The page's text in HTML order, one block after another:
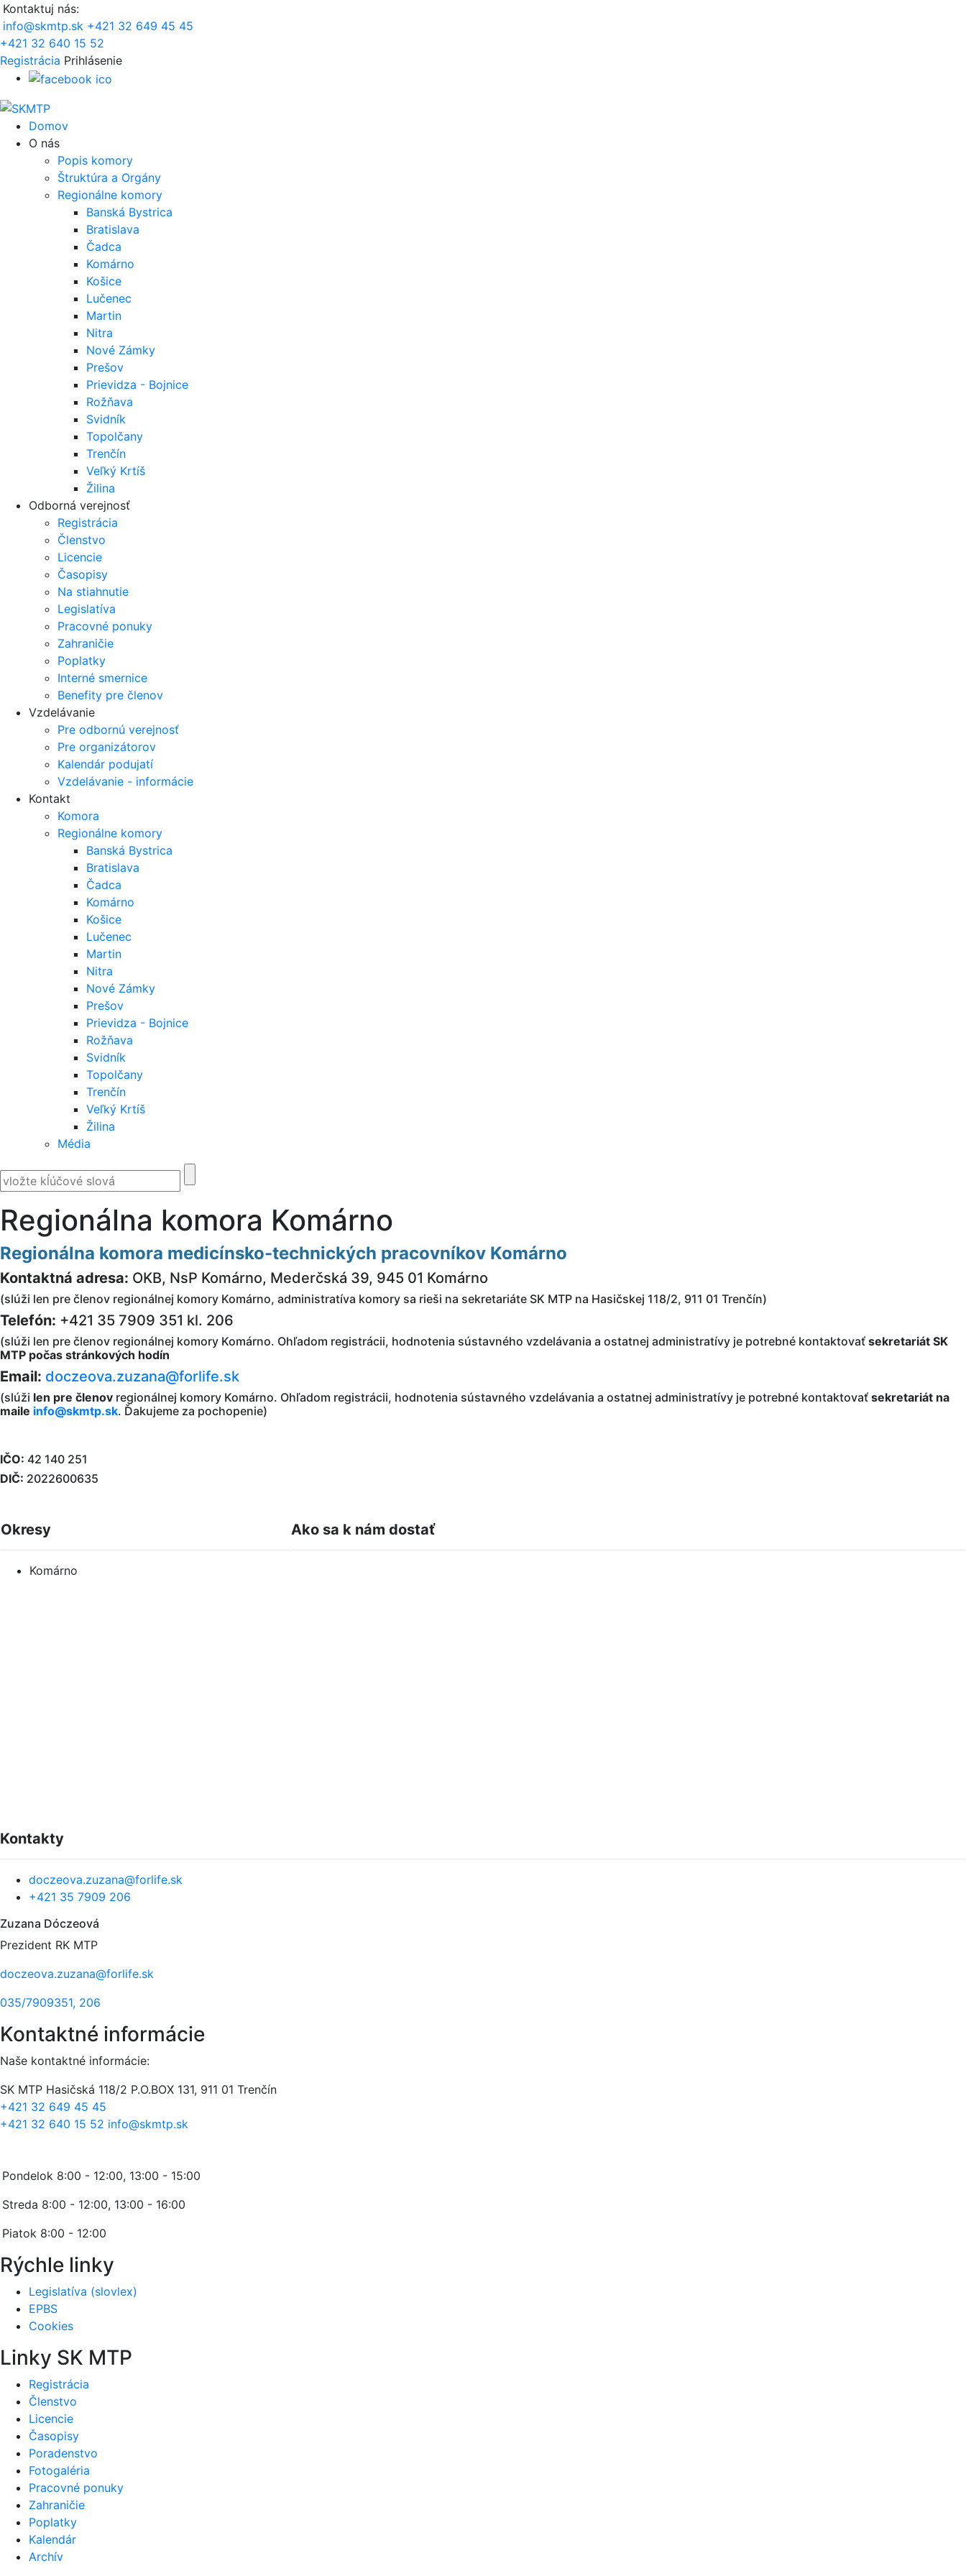
Kontaktuj nás:
info@skmtp.sk +421 32 649 45 45
+421 32 640 15 52
Registrácia Prihlásenie
Domov
O nás
Popis komory
Štruktúra a Orgány
Regionálne komory
Banská Bystrica
Bratislava
Čadca
Komárno
Košice
Lučenec
Martin
Nitra
Nové Zámky
Prešov
Prievidza - Bojnice
Rožňava
Svidník
Topolčany
Trenčín
Veľký Krtíš
Žilina
Odborná verejnosť
Registrácia
Členstvo
Licencie
Časopisy
Na stiahnutie
Legislatíva
Pracovné ponuky
Zahraničie
Poplatky
Interné smernice
Benefity pre členov
Vzdelávanie
Pre odbornú verejnosť
Pre organizátorov
Kalendár podujatí
Vzdelávanie - informácie
Kontakt
Komora
Regionálne komory
Banská Bystrica
Bratislava
Čadca
Komárno
Košice
Lučenec
Martin
Nitra
Nové Zámky
Prešov
Prievidza - Bojnice
Rožňava
Svidník
Topolčany
Trenčín
Veľký Krtíš
Žilina
Média
Regionálna komora Komárno
Regionálna komora medicínsko-technických pracovníkov Komárno
Kontaktná adresa: OKB, NsP Komárno, Mederčská 39, 945 01 Komárno
(slúži len pre členov regionálnej komory Komárno, administratíva komory sa rieši na sekretariáte SK MTP na Hasičskej 118/2, 911 01 Trenčín)
Telefón: +421 35 7909 351 kl. 206
(slúži len pre členov regionálnej komory Komárno. Ohľadom registrácii, hodnotenia sústavného vzdelávania a ostatnej administratívy je potrebné kontaktovať sekretariát SK
MTP počas stránkových hodín
Email: doczeova.zuzana@forlife.sk
(slúži len pre členov regionálnej komory Komárno. Ohľadom registrácii, hodnotenia sústavného vzdelávania a ostatnej administratívy je potrebné kontaktovať sekretariát na
maile info@skmtp.sk. Ďakujeme za pochopenie)
IČO: 42 140 251
DIČ: 2022600635
Okresy
Komárno
Ako sa k nám dostať
Kontakty
doczeova.zuzana@forlife.sk
+421 35 7909 206
Zuzana Dóczeová
Prezident RK MTP
doczeova.zuzana@forlife.sk
035/7909351, 206
Kontaktné informácie
Naše kontaktné informácie:
SK MTP Hasičská 118/2 P.O.BOX 131, 911 01 Trenčín
+421 32 649 45 45
+421 32 640 15 52 info@skmtp.sk
Pondelok 8:00 - 12:00, 13:00 - 15:00
Streda 8:00 - 12:00, 13:00 - 16:00
Piatok 8:00 - 12:00
Rýchle linky
Legislatíva (slovlex)
EPBS
Cookies
Linky SK MTP
Registrácia
Členstvo
Licencie
Časopisy
Poradenstvo
Fotogaléria
Pracovné ponuky
Zahraničie
Poplatky
Kalendár
Archív